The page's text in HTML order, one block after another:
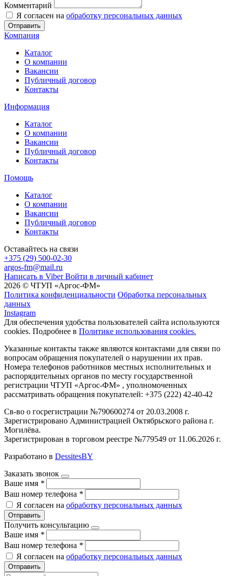
Комментарий
Я согласен на обработку персональных данных
Отправить
Компания
Каталог
О компании
Вакансии
Публичный договор
Контакты
Информация
Каталог
О компании
Вакансии
Публичный договор
Контакты
Помощь
Каталог
О компании
Вакансии
Публичный договор
Контакты
Оставайтесь на связи
+375 (29) 500-02-30
argos-fm@mail.ru
Написать в Viber Войти в личный кабинет
2026 © ЧТУП «Аргос-ФМ»
Политика конфиденциальности Обработка персональных
данных
Instagram
Для обеспечения удобства пользователей сайта используются
cookies. Подробнее в Политике использования cookies.
Указанные контакты также являются контактами для связи по
вопросам обращения покупателей о нарушении их прав.
Номера телефонов работников местных исполнительных и
распорядительных органов по месту государственной
регистрации ЧТУП «Аргос-ФМ» , уполномоченных
рассматривать обращения покупателей: +375 (222) 42-40-42
Св-во о госрегистрации №790600274 от 20.03.2008 г.
Зарегистрировано Администрацией Октябрьского района г.
Могилёва.
Зарегистрирован в торговом реестре №779549 от 11.06.2026 г.
Разработано в DessitesBY
Заказать звонок
Ваше имя *
Ваш номер телефона *
Я согласен на обработку персональных данных
Отправить
Получить консультацию
Ваше имя *
Ваш номер телефона *
Я согласен на обработку персональных данных
Отправить